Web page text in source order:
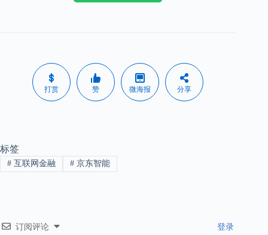
打赏 赞 微海报 分享
标签
#互联网金融 #京东智能
订阅评论 登录